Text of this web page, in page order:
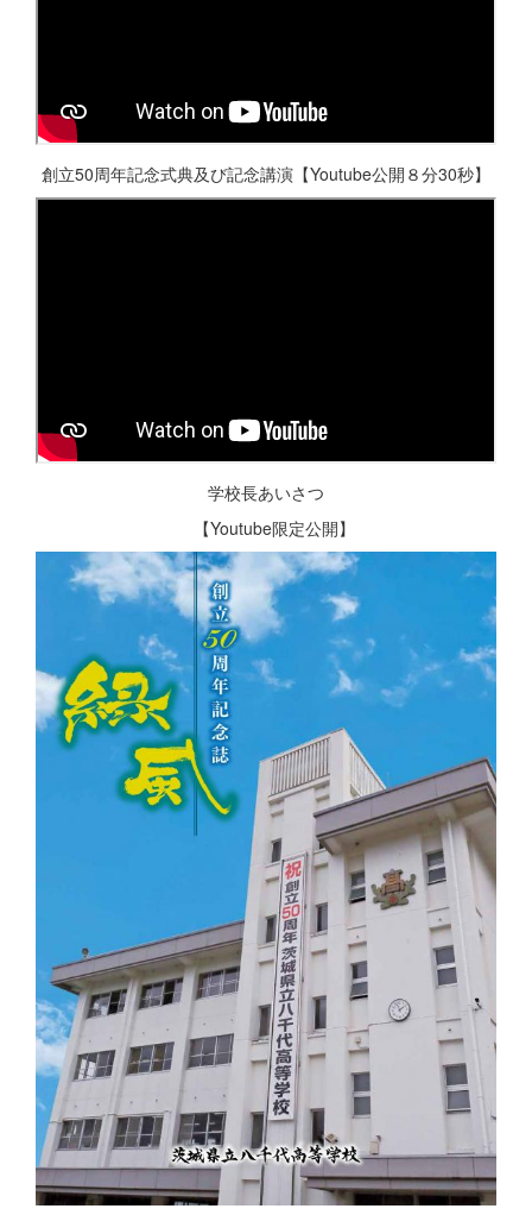
創立50周年記念式典及び記念講演【Youtube公開８分30秒】
学校長あいさつ
【Youtube限定公開】